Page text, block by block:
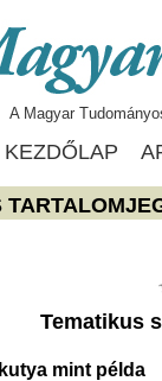
A Magyar
KEZDŐLAP
Tematikus
mint példa